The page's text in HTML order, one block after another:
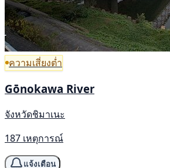
ความเสี่ยงต่ำ
Gōnokawa River
จังหวัดชิมาเนะ
187 เหตุการณ์
แจ้งเตือน